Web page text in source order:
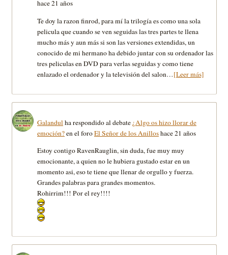
hace 21 años
Te doy la razon finrod, para mí­ la trilogí­a es como una sola
pelicula que cuando se ven seguidas las tres partes te llena
mucho más y aun más si son las versiones extendidas, un
conocido de mi hermano ha debido juntar con su ordenador las
tres peliculas en DVD para verlas seguidas y como tiene
enlazado el ordenador y la televisión del salon…[Leer más]
Galandulha respondido al debate¿Algo os hizo llorar de
emoción?en el foroEl Señor de los Anilloshace 21 años
Estoy contigo RavenRauglin, sin duda, fue muy muy
emocionante, a quien no le hubiera gustado estar en un
momento asi, eso te tiene que llenar de orgullo y fuerza.
Grandes palabras para grandes momentos.
Rohirrim!!! Por el rey!!!!